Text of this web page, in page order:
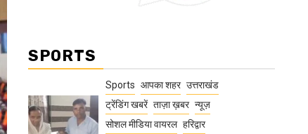
SPORTS
Sports आपका शहर उत्तराखंड
ट्रेंडिंग खबरें ताज़ा ख़बर न्यूज़
सोशल मीडिया वायरल हरिद्वार